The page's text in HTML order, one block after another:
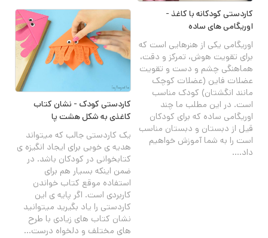
کاردستی کودکانه با کاغذ -
اوریگامی های ساده
اوریگامی یکی از هنرهایی است که
برای تقویت هوش، تمرکز و دقت،
هماهنگی چشم و دست و تقویت
عضلات فاین (عضلات کوچک
مانند انگشتان) کودک مناسب
است. در این مطلب ما چند
اوریگامی ساده که برای کودکان
قیل از دبستان و دبستان مناسب
است را به شما آموزش خواهیم
داد....
کاردستی کودک - نشان کتاب
کاغذی به شکل هشت پا
یک کاردستی جالب که میتواند
هدیه ی خوبی برای ایجاد انگیزه ی
کتابخوانی در کودکان باشد. در
ضمن اینکه بسیار هم برای
استفاده موقع کتاب خواندن
کاربردی است. اگر پایه ی این
کاردستی را یاد بگیرید میتوانید
نشان کتاب های زیادی با طرح
های مختلف و دلخواه درست...